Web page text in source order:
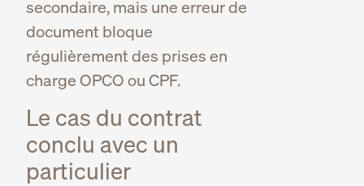
secondaire, mais une erreur de
document bloque
régulièrement des prises en
charge OPCO ou CPF.
Le cas du contrat
conclu avec un
particulier